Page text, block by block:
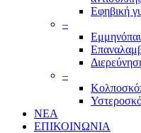
Εφηβική
–
–
ΝΕΑ
ΕΠΙΚΟΙΝΩΝΙΑ